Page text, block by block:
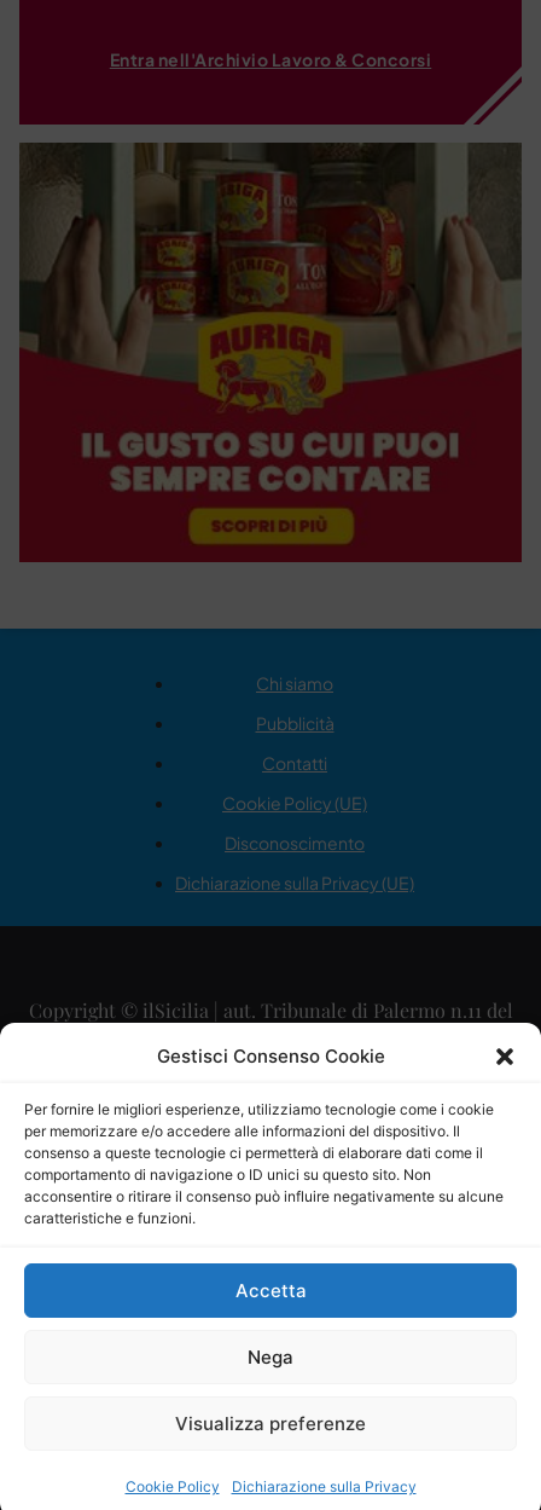
Gestisci Consenso Cookie
Per fornire le migliori esperienze, utilizziamo tecnologie come i cookie
per memorizzare e/o accedere alle informazioni del dispositivo. Il
consenso a queste tecnologie ci permetterà di elaborare dati come il
comportamento di navigazione o ID unici su questo sito. Non
acconsentire o ritirare il consenso può influire negativamente su alcune
caratteristiche e funzioni.
Accetta
Nega
Visualizza preferenze
Cookie Policy Dichiarazione sulla Privacy
Entra nell'Archivio Lavoro & Concorsi
Chi siamo
Pubblicità
Contatti
Cookie Policy (UE)
Disconoscimento
Dichiarazione sulla Privacy (UE)
Copyright © ilSicilia | aut. Tribunale di Palermo n.11 del
29/09/2015
Direttore Editoriale: Maurizio Scaglione
Direttore Responsabile: Maria Calabrese
P.IVA: 06334930820
Mercurio Comunicazione Società Cooperativa a r.l. è
iscritta al Registro degli Operatori di Comunicazione al
Sito gestito daLa Digitale srl–info@ladigitale.it